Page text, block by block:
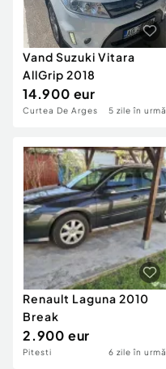
Vand Suzuki Vitara
AllGrip 2018
14.900 eur
Curtea De Arges 5 zile în urmă
Renault Laguna 2010
Break
2.900 eur
Pitesti 6 zile în urmă